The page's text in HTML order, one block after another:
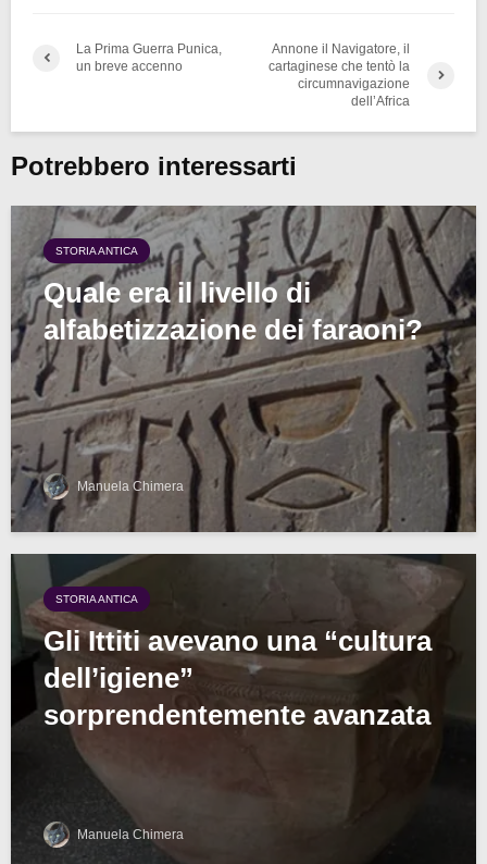
La Prima Guerra Punica,
un breve accenno
Annone il Navigatore, il
cartaginese che tentò la
circumnavigazione
dell’Africa
Potrebbero interessarti
STORIA ANTICA
Quale era il livello di
alfabetizzazione dei faraoni?
Manuela Chimera
STORIA ANTICA
Gli Ittiti avevano una “cultura
dell’igiene”
sorprendentemente avanzata
Manuela Chimera